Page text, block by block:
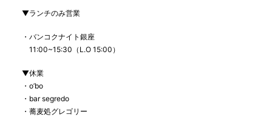
▼ランチのみ営業
・バンコクナイト銀座
11:00~15:30 （ L.O 15:00 ）
▼休業
・ o’bo
・ bar segredo
・蕎麦処グレゴリー